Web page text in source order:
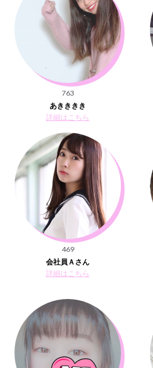
763
あきききき
詳細はこちら
469
会社員Ａさん
詳細はこちら